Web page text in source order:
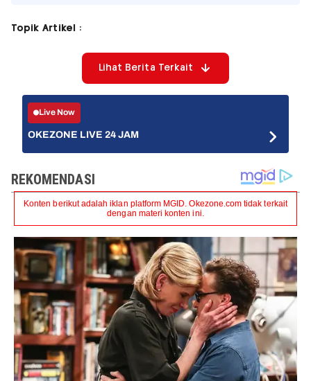
Topik Artikel :
Lihat Berita Terkait
Live Now
OKEZONE LIVE 24 JAM